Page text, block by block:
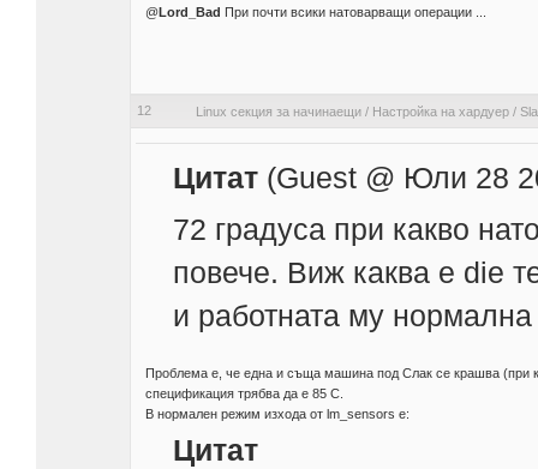
@Lord_Bad При почти всики натоварващи операции ...
12 Linux секция за начинаещи/ Настройка на хардуер/
Цитат(Guest @ Юли 28
72 градуса при какво
повече. Виж каква е die
и работната му
Проблема е, че една и съща машина под Слак се крашва (при
спецификация трябва да е 85 С.
В нормален режим изхода от lm_sensors e:
Цитат